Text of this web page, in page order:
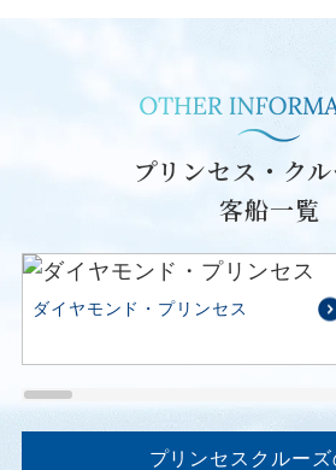
プリンセス・ク
客船一覧
ダイヤモンド・プリンセス
プリンセスクルーズ